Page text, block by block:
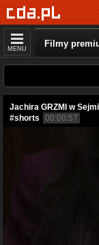
MENU Filmy
Jachira GRZMI w
#shorts
00:00:57